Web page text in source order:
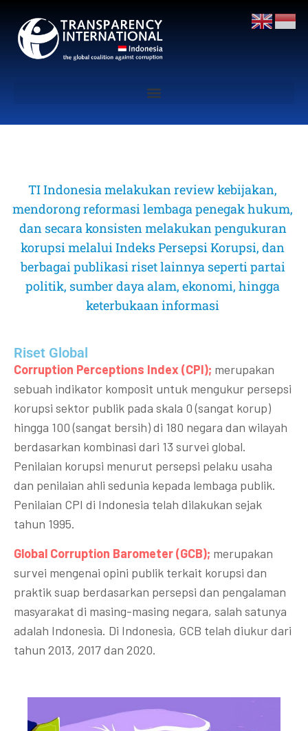
TI Indonesia melakukan review kebijakan,
mendorong reformasi lembaga penegak hukum,
dan secara konsisten melakukan pengukuran
korupsi melalui Indeks Persepsi Korupsi, dan
berbagai publikasi riset lainnya seperti partai
politik, sumber daya alam, ekonomi, hingga
keterbukaan informasi
Riset Global​
Corruption Perceptions Index (CPI); merupakan
sebuah indikator komposit untuk mengukur persepsi
korupsi sektor publik pada skala 0 (sangat korup)
hingga 100 (sangat bersih) di 180 negara dan wilayah
berdasarkan kombinasi dari 13 survei global.
Penilaian korupsi menurut persepsi pelaku usaha
dan penilaian ahli sedunia kepada lembaga publik.
Penilaian CPI di Indonesia telah dilakukan sejak
tahun 1995.
Global Corruption Barometer (GCB); merupakan
survei mengenai opini publik terkait korupsi dan
praktik suap berdasarkan persepsi dan pengalaman
masyarakat di masing-masing negara, salah satunya
adalah Indonesia. Di Indonesia, GCB telah diukur dari
tahun 2013, 2017 dan 2020.